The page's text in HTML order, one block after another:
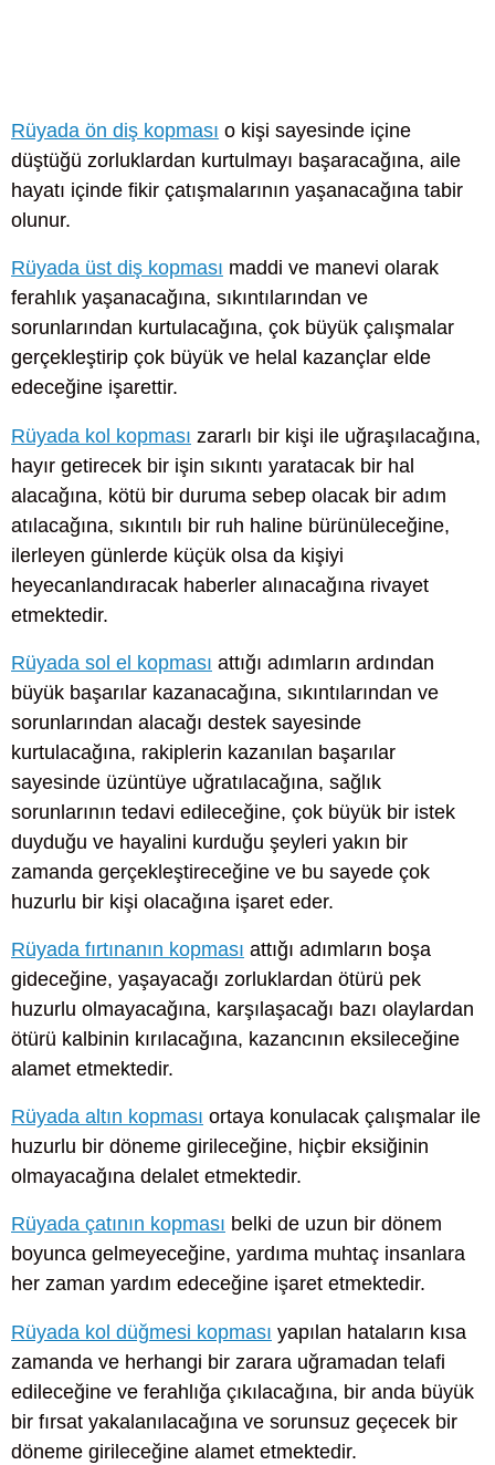
Rüyada ön diş kopması o kişi sayesinde içine
düştüğü zorluklardan kurtulmayı başaracağına, aile
hayatı içinde fikir çatışmalarının yaşanacağına tabir
olunur.
Rüyada üst diş kopması maddi ve manevi olarak
ferahlık yaşanacağına, sıkıntılarından ve
sorunlarından kurtulacağına, çok büyük çalışmalar
gerçekleştirip çok büyük ve helal kazançlar elde
edeceğine işarettir.
Rüyada kol kopması zararlı bir kişi ile uğraşılacağına,
hayır getirecek bir işin sıkıntı yaratacak bir hal
alacağına, kötü bir duruma sebep olacak bir adım
atılacağına, sıkıntılı bir ruh haline bürünüleceğine,
ilerleyen günlerde küçük olsa da kişiyi
heyecanlandıracak haberler alınacağına rivayet
etmektedir.
Rüyada sol el kopması attığı adımların ardından
büyük başarılar kazanacağına, sıkıntılarından ve
sorunlarından alacağı destek sayesinde
kurtulacağına, rakiplerin kazanılan başarılar
sayesinde üzüntüye uğratılacağına, sağlık
sorunlarının tedavi edileceğine, çok büyük bir istek
duyduğu ve hayalini kurduğu şeyleri yakın bir
zamanda gerçekleştireceğine ve bu sayede çok
huzurlu bir kişi olacağına işaret eder.
Rüyada fırtınanın kopması attığı adımların boşa
gideceğine, yaşayacağı zorluklardan ötürü pek
huzurlu olmayacağına, karşılaşacağı bazı olaylardan
ötürü kalbinin kırılacağına, kazancının eksileceğine
alamet etmektedir.
Rüyada altın kopması ortaya konulacak çalışmalar ile
huzurlu bir döneme girileceğine, hiçbir eksiğinin
olmayacağına delalet etmektedir.
Rüyada çatının kopması belki de uzun bir dönem
boyunca gelmeyeceğine, yardıma muhtaç insanlara
her zaman yardım edeceğine işaret etmektedir.
Rüyada kol düğmesi kopması yapılan hataların kısa
zamanda ve herhangi bir zarara uğramadan telafi
edileceğine ve ferahlığa çıkılacağına, bir anda büyük
bir fırsat yakalanılacağına ve sorunsuz geçecek bir
döneme girileceğine alamet etmektedir.